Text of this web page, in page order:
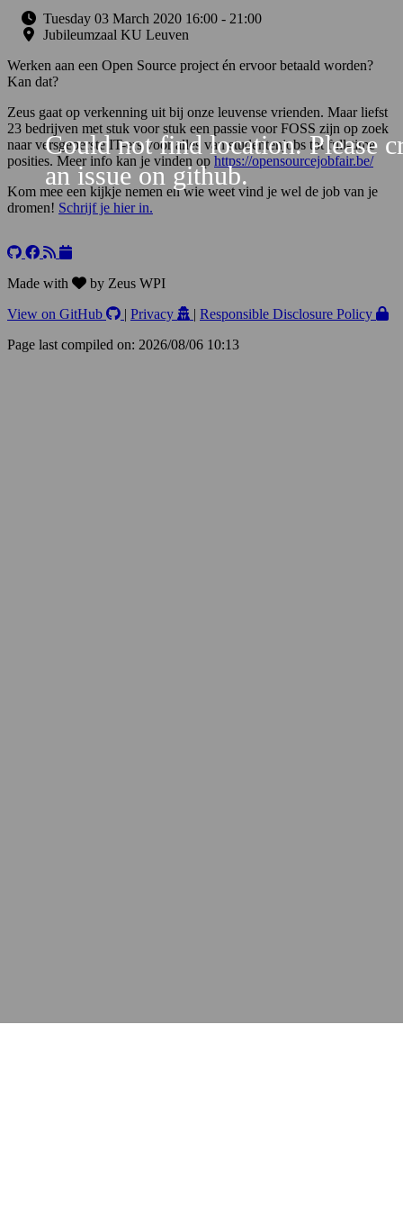
Tuesday 03 March 2020 16:00 - 21:00
Jubileumzaal KU Leuven
Werken aan een Open Source project én ervoor betaald worden?
Kan dat?
Zeus gaat op verkenning uit bij onze leuvense vrienden. Maar liefst
23 bedrijven met stuk voor stuk een passie voor FOSS zijn op zoek
naar versgeperste IT-ers voor alles van studentenjobs tot full-time
posities. Meer info kan je vinden op https://opensourcejobfair.be/
Kom mee een kijkje nemen en wie weet vind je wel de job van je
dromen! Schrijf je hier in.
Could not find location. Please
an issue on github.
+
−
Made with
by Zeus WPI
View on GitHub
| Privacy | Responsible Disclosure Policy
Page last compiled on: 2026/08/06 10:13